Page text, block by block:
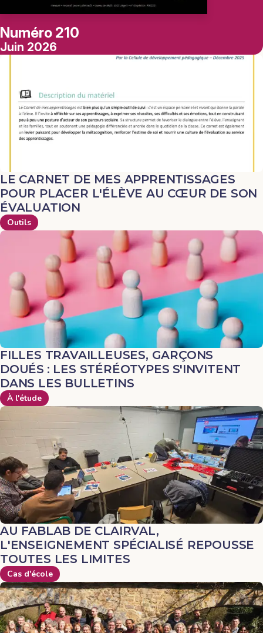
Numéro 210
Juin 2026
LE CARNET DE MES APPRENTISSAGES
POUR PLACER L'ÉLÈVE AU CŒUR DE SON
ÉVALUATION
Outils
FILLES TRAVAILLEUSES, GARÇONS
DOUÉS : LES STÉRÉOTYPES S'INVITENT
DANS LES BULLETINS
À l'étude
AU FABLAB DE CLAIRVAL,
L'ENSEIGNEMENT SPÉCIALISÉ REPOUSSE
TOUTES LES LIMITES
Cas d'école